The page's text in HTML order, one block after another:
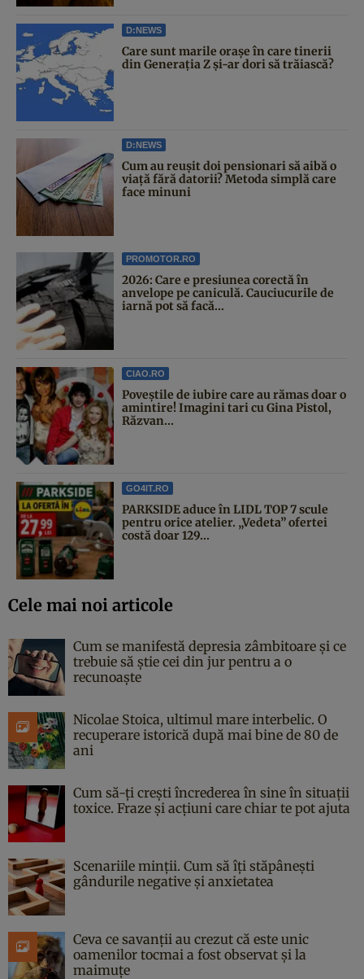
D:NEWS
Care sunt marile orașe în care tinerii
din Generația Z și-ar dori să trăiască?
D:NEWS
Cum au reușit doi pensionari să aibă o
viață fără datorii? Metoda simplă care
face minuni
PROMOTOR.RO
2026: Care e presiunea corectă în
anvelope pe caniculă. Cauciucurile de
iarnă pot să facă...
CIAO.RO
Poveştile de iubire care au rămas doar o
amintire! Imagini tari cu Gina Pistol,
Răzvan...
GO4IT.RO
PARKSIDE aduce în LIDL TOP 7 scule
pentru orice atelier. „Vedeta” ofertei
costă doar 129...
Cele mai noi articole
Cum se manifestă depresia zâmbitoare și ce
trebuie să știe cei din jur pentru a o
recunoaște
Nicolae Stoica, ultimul mare interbelic. O
recuperare istorică după mai bine de 80 de
ani
Cum să-ți crești încrederea în sine în situații
toxice. Fraze și acțiuni care chiar te pot ajuta
Scenariile minții. Cum să îți stăpânești
gândurile negative și anxietatea
Ceva ce savanții au crezut că este unic
oamenilor tocmai a fost observat și la
maimuțe